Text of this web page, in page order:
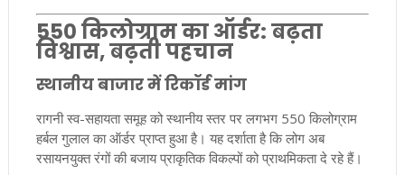
550 किलोग्राम का ऑर्डर: बढ़ता
विश्वास, बढ़ती पहचान
स्थानीय बाजार में रिकॉर्ड मांग
रागनी स्व-सहायता समूह को स्थानीय स्तर पर लगभग 550 किलोग्राम
हर्बल गुलाल का ऑर्डर प्राप्त हुआ है। यह दर्शाता है कि लोग अब
रसायनयुक्त रंगों की बजाय प्राकृतिक विकल्पों को प्राथमिकता दे रहे हैं।